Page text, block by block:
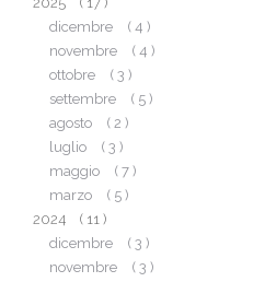
dicembre
( 4 )
novembre
( 4 )
ottobre
( 3 )
settembre
( 5 )
agosto
( 2 )
luglio
( 3 )
maggio
( 7 )
marzo
( 5 )
2024
( 11 )
dicembre
( 3 )
novembre
( 3 )